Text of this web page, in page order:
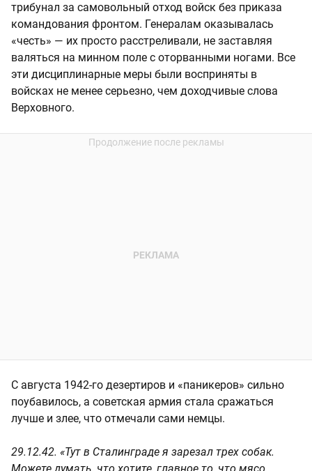
трибунал за самовольный отход войск без приказа
командования фронтом. Генералам оказывалась
«честь» — их просто расстреливали, не заставляя
валяться на минном поле с оторванными ногами. Все
эти дисциплинарные меры были восприняты в
войсках не менее серьезно, чем доходчивые слова
Верховного.
С августа 1942-го дезертиров и «паникеров» сильно
поубавилось, а советская армия стала сражаться
лучше и злее, что отмечали сами немцы.
29.12.42. «Тут в Сталинграде я зарезал трех собак.